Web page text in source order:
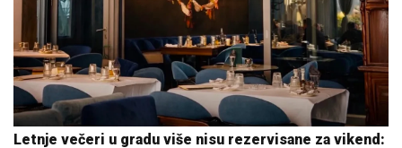
Letnje večeri u gradu više nisu rezervisane za vikend: